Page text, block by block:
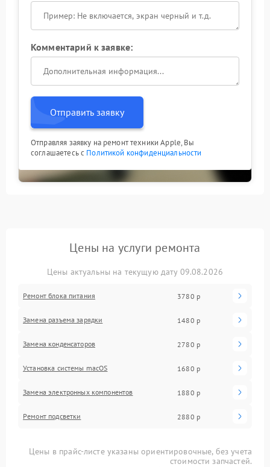
Комментарий к заявке:
Отправить заявку
Отправляя заявку на ремонт техники Apple, Вы
соглашаетесь с Политикой конфиденциальности
Цены на услуги ремонта
Цены актуальны на текущую дату 09.08.2026
Ремонт блока питания 3780 р
Замена разъема зарядки 1480 р
Замена конденсаторов 2780 р
Установка системы macOS 1680 р
Замена электронных компонентов 1880 р
Ремонт подсветки 2880 р
Цены в прайс-листе указаны ориентировочные, без учета
стоимости запчастей.